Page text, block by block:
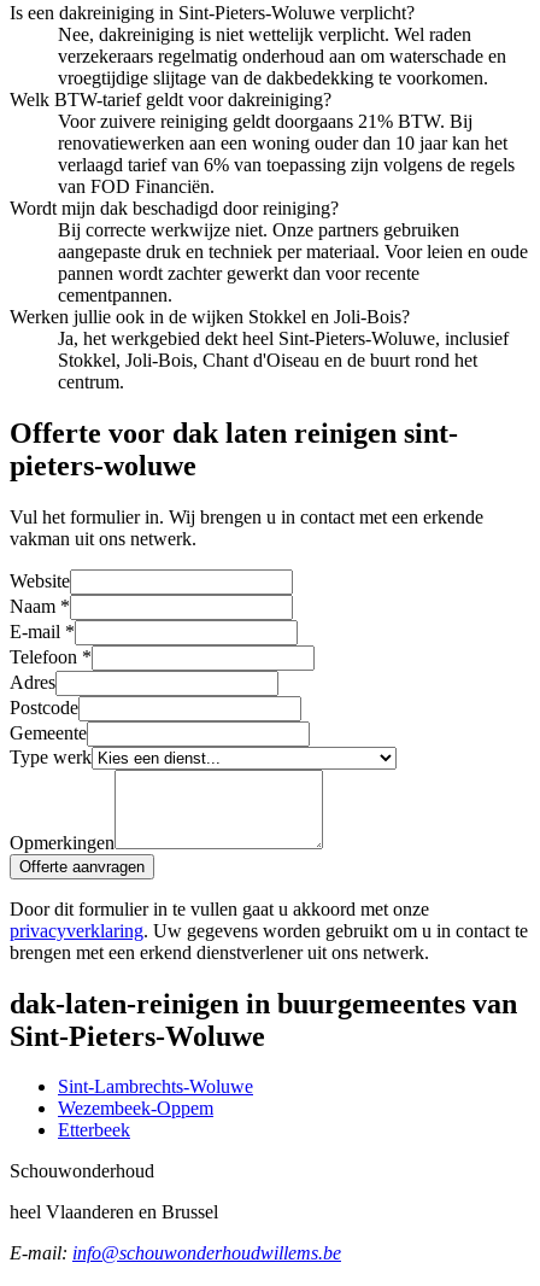
Is een dakreiniging in Sint-Pieters-Woluwe verplicht?
Nee, dakreiniging is niet wettelijk verplicht. Wel raden
verzekeraars regelmatig onderhoud aan om waterschade en
vroegtijdige slijtage van de dakbedekking te voorkomen.
Welk BTW-tarief geldt voor dakreiniging?
Voor zuivere reiniging geldt doorgaans 21% BTW. Bij
renovatiewerken aan een woning ouder dan 10 jaar kan het
verlaagd tarief van 6% van toepassing zijn volgens de regels
van FOD Financiën.
Wordt mijn dak beschadigd door reiniging?
Bij correcte werkwijze niet. Onze partners gebruiken
aangepaste druk en techniek per materiaal. Voor leien en oude
pannen wordt zachter gewerkt dan voor recente
cementpannen.
Werken jullie ook in de wijken Stokkel en Joli-Bois?
Ja, het werkgebied dekt heel Sint-Pieters-Woluwe, inclusief
Stokkel, Joli-Bois, Chant d'Oiseau en de buurt rond het
centrum.
Offerte voor dak laten reinigen sint-
pieters-woluwe
Vul het formulier in. Wij brengen u in contact met een erkende
vakman uit ons netwerk.
Website
Naam *
E-mail *
Telefoon *
Adres
Postcode
Gemeente
Type werk
Opmerkingen
Offerte aanvragen
Door dit formulier in te vullen gaat u akkoord met onze
privacyverklaring. Uw gegevens worden gebruikt om u in contact te
brengen met een erkend dienstverlener uit ons netwerk.
dak-laten-reinigen in buurgemeentes van
Sint-Pieters-Woluwe
Sint-Lambrechts-Woluwe
Wezembeek-Oppem
Etterbeek
Schouwonderhoud
heel Vlaanderen en Brussel
E-mail: info@schouwonderhoudwillems.be